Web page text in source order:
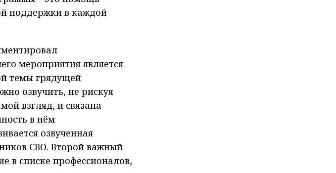
поддержки в каждой
мероприятия является
темы грядущей
озвучить, не рискуя
взгляд, и связана
в нём
озвученная
СВО. Второй важный
в списке профессионалов,